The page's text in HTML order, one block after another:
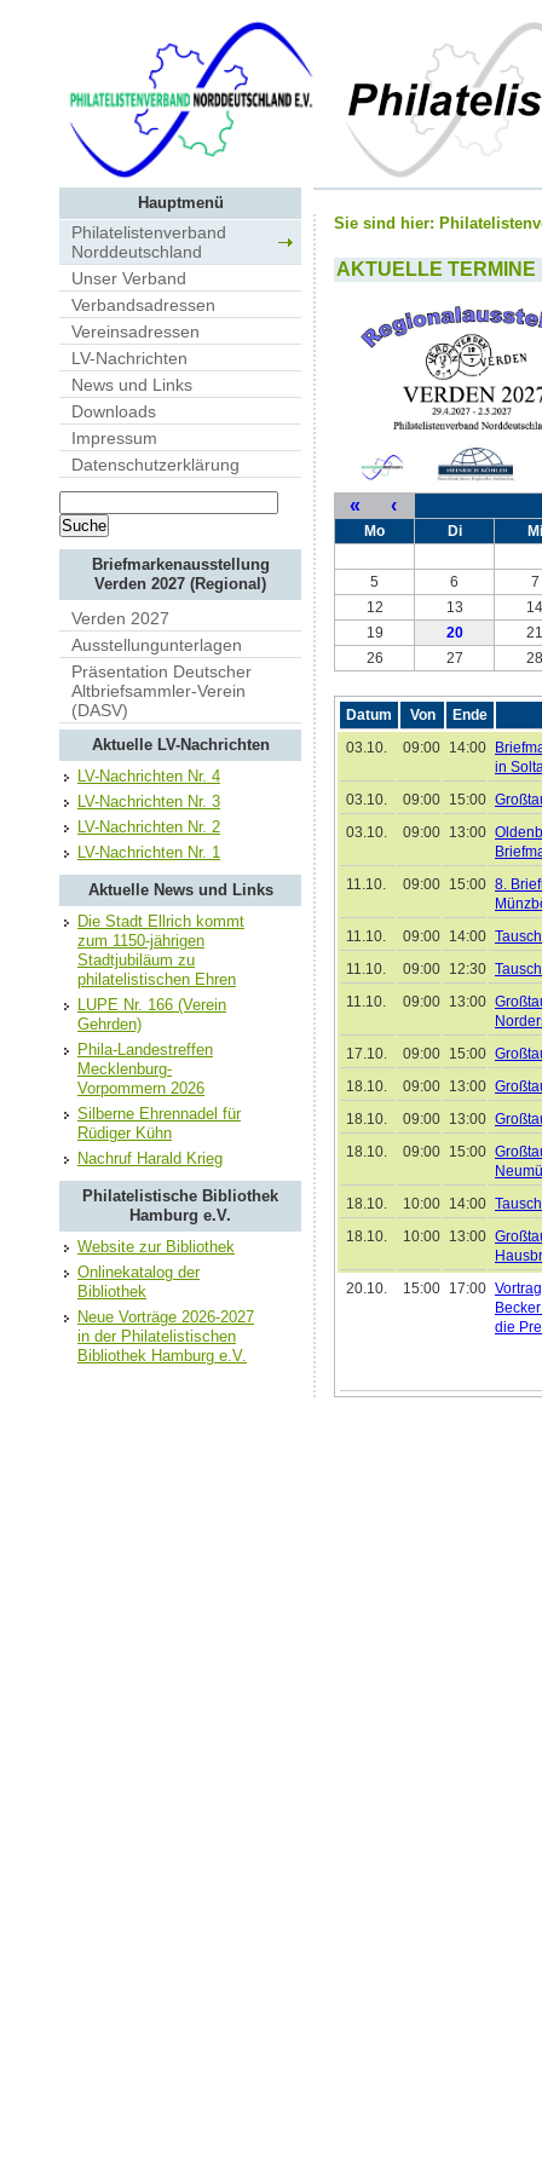
Hauptmenü
Philatelistenverband
Norddeutschland
Unser Verband
Verbandsadressen
Vereinsadressen
LV-Nachrichten
News und Links
Downloads
Impressum
Datenschutzerklärung
Briefmarkenausstellung
Verden 2027 (Regional)
Verden 2027
Ausstellungunterlagen
Präsentation Deutscher
Altbriefsammler-Verein
(DASV)
Aktuelle LV-Nachrichten
LV-Nachrichten Nr. 4
LV-Nachrichten Nr. 3
LV-Nachrichten Nr. 2
LV-Nachrichten Nr. 1
Aktuelle News und Links
Die Stadt Ellrich kommt
zum 1150-jährigen
Stadtjubiläum zu
philatelistischen Ehren
LUPE Nr. 166 (Verein
Gehrden)
Phila-Landestreffen
Mecklenburg-
Vorpommern 2026
Silberne Ehrennadel für
Rüdiger Kühn
Nachruf Harald Krieg
Philatelistische Bibliothek
Hamburg e.V.
Website zur Bibliothek
Onlinekatalog der
Bibliothek
Neue Vorträge 2026-2027
in der Philatelistischen
Bibliothek Hamburg e.V.
Sie sind hier:
AKTUELLE TERMINE
« ‹
Mo Di Mi
5 6
7
12
13
14
19
20
21
26
27 28
Datum Von
Ende
03.10.
09:00 14:00
in
03.10.
09:00 15:00
03.10.
09:00 13:00
11.10.
09:00 15:00 8.
11.10.
09:00 14:00
11.10.
09:00 12:30
11.10.
09:00 13:00
17.10.
09:00 15:00
18.10.
09:00 13:00
18.10.
09:00 13:00
18.10.
09:00 15:00
18.10.
10:00 14:00
18.10.
10:00 13:00
20.10.
15:00 17:00
die